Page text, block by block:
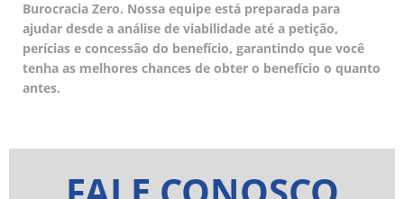
Burocracia Zero. Nossa equipe está preparada para
ajudar desde a análise de viabilidade até a petição,
perícias e concessão do benefício, garantindo que você
tenha as melhores chances de obter o benefício o quanto
antes.